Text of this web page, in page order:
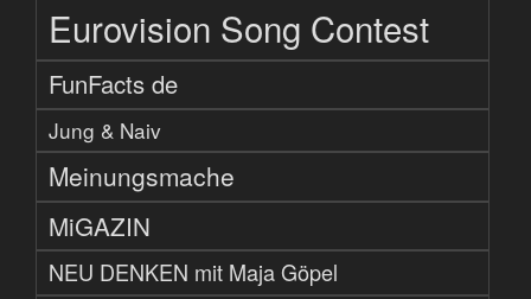
Eurovision Song Contest
FunFacts de
Jung & Naiv
Meinungsmache
MiGAZIN
NEU DENKEN mit Maja Göpel